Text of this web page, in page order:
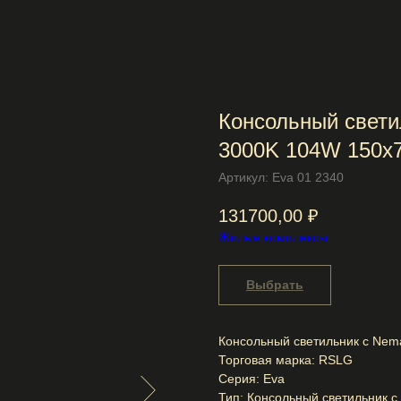
Консольный
3000K 104W
Артикул: Eva 01 2340
131700,00 ₽
Жилые комплексы
Выбрать
Консольный светильник с
Торговая марка: RSLG
Серия: Eva
Тип: Консольный светильник